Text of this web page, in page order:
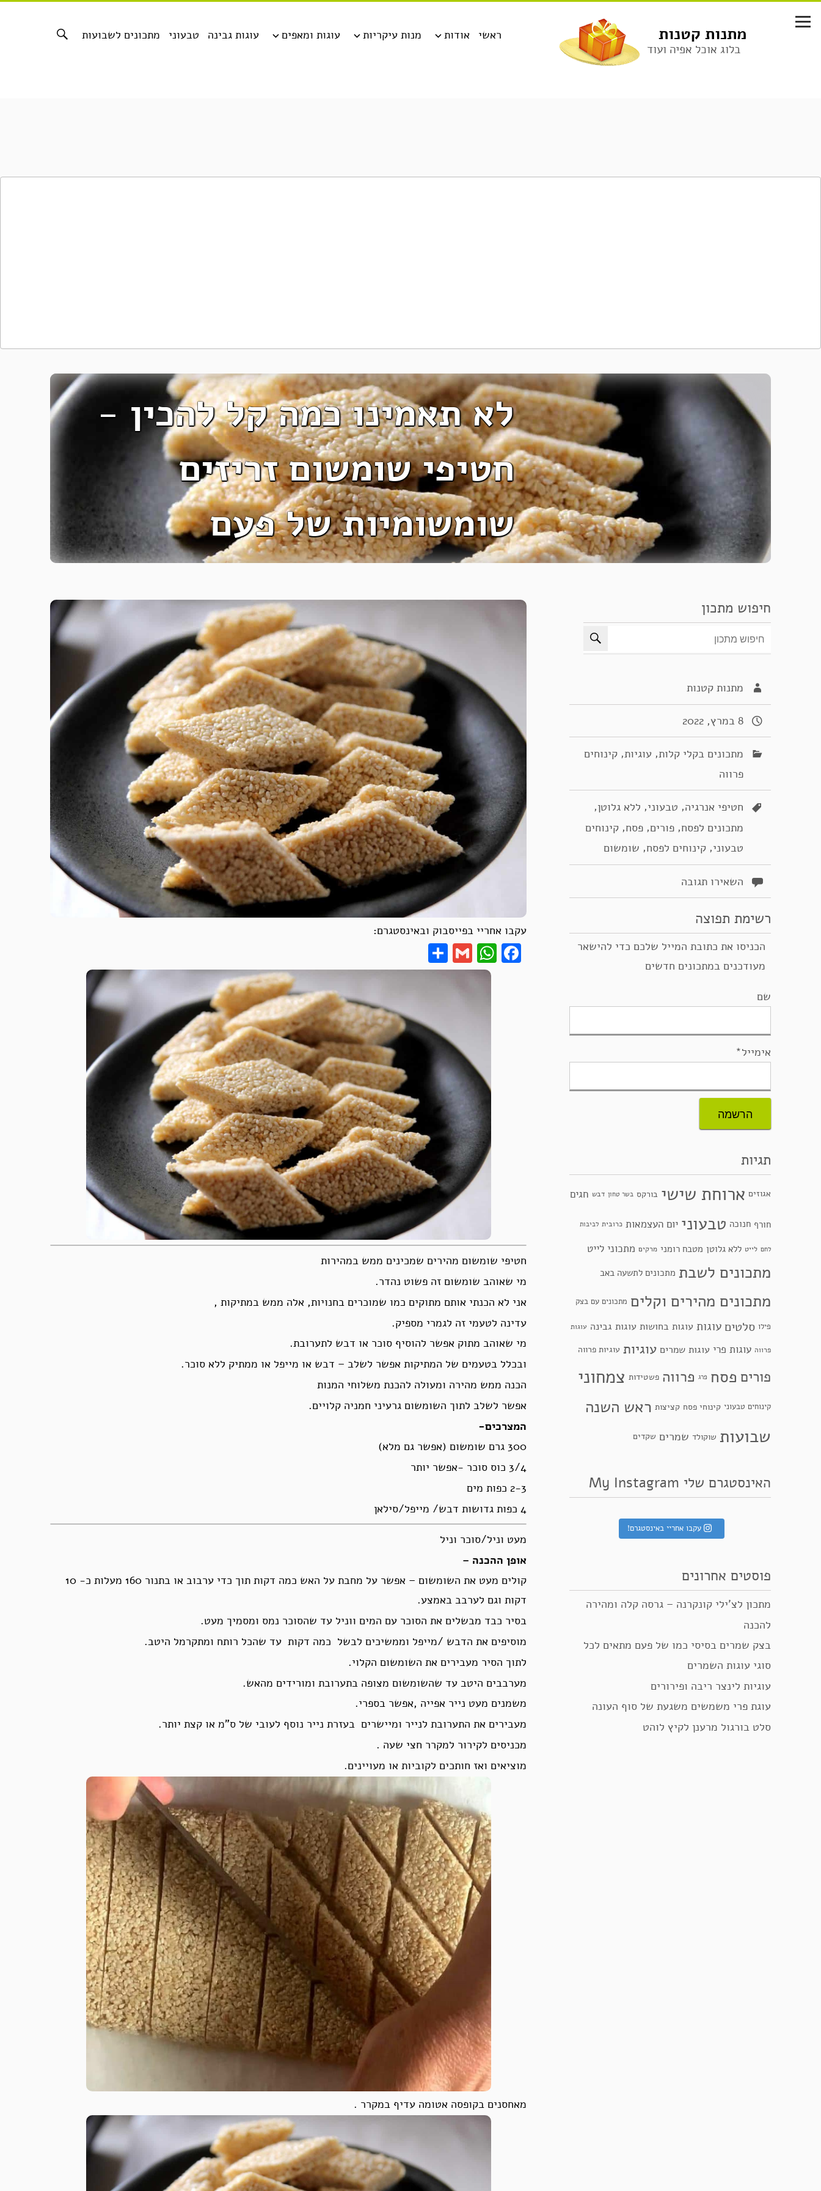
לתוכן
מתנות קטנות
בלוג אוכל אפיה ועוד
מתכונים לשבועות טבעוני עוגות גבינה עוגות ומאפים מנות עיקריות אודות ראשי
לא תאמינו כמה קל להכין -
חטיפי שומשום זריזים
שומשומיות של פעם
עקבו אחריי בפייסבוק ובאינסטגרם:
Facebook
WhatsApp
Gmail
חטיפי שומשום מהירים שמכינים ממש במהירות
מי שאוהב שומשום זה פשוט נהדר.
אני לא הכנתי אותם מתוקים כמו שמוכרים בחנויות, אלה ממש במתיקות ,
עדינה לטעמי זה לגמרי מספיק.
מי שאוהב מתוק אפשר להוסיף סוכר או דבש לתערובת.
ובכלל בטעמים של המתיקות אפשר לשלב – דבש או מייפל או ממתיק ללא סוכר.
הכנה ממש מהירה ומעולה להכנת משלוחי המנות
אפשר לשלב לתוך השומשום גרעיני חמניה קלויים.
המצרכים-
300 גרם שומשום (אפשר גם מלא)
3/4 כוס סוכר -אפשר יותר
2-3 כפות מים
4 כפות גדושות דבש/ מייפל/סילאן
מעט וניל/סוכר וניל
אופן ההכנה –
קולים מעט את השומשום – אפשר על מחבת על האש כמה דקות תוך כדי ערבוב או בתנור 160 מעלות כ- 10
דקות וגם לערבב באמצע.
בסיר כבד מבשלים את הסוכר עם המים ווניל עד שהסוכר נמס ומסמיך מעט.
מוסיפים את הדבש /מייפל וממשיכים לבשל כמה דקות עד שהכל רותח ומתקרמל היטב.
לתוך הסיר מעבירים את השומשום הקלוי.
מערבבים היטב עד שהשומשום מצופה בתערובת ומורידים מהאש.
משמנים מעט נייר אפייה ,אפשר בספרי.
מעבירים את התערובת לנייר ומיישרים בעזרת נייר נוסף לעובי של ס”מ או קצת יותר.
מכניסים לקירור למקרר חצי שעה .
מוציאים ואז חותכים לקוביות או מעויינים.
מאחסנים בקופסה אטומה עדיף במקרר .
חיפוש מתכון
מתנות קטנות
8 במרץ, 2022
מתכונים בקלי קלות, עוגיות, קינוחים
פרווה
חטיפי אנרגיה, טבעוני, ללא גלוטן,
מתכונים לפסח, פורים, פסח, קינוחים
טבעוני, קינוחים לפסח, שומשום
השאירו תגובה
רשימת תפוצה
הכניסו את כתובת המייל שלכם כדי להישאר
מעודכנים במתכונים חדשים
שם
אימייל*
תגיות
אגוזים ארוחת שישי בורקס בשר טחון דבש חגים
חורף חנוכה טבעוני יום העצמאות כרובית לביבות
לחם לייט ללא גלוטן מטבח רומני מרקים מתכוני לייט
מתכונים לשבת מתכונים לתשעה באב
מתכונים מהירים וקלים מתכונים עם בצק
פילו סלטים עוגות עוגות בחושות עוגות גבינה עוגות
פרווה עוגות פרי עוגות שמרים עוגיות עוגיות פרווה
פורים פסח פרג פרווה פשטידות צמחוני
קינוחים טבעוני קינוחי פסח קציצות ראש השנה
שבועות שוקולד שמרים שקדים
האינסטגרם שלי My Instagram
עקבו אחריי באינסטגרם!
פוסטים אחרונים
מתכון לצ’ילי קונקרנה – גרסה קלה ומהירה
להכנה
בצק שמרים בסיסי כמו של פעם מתאים לכל
סוגי עוגות השמרים
עוגיות לינצר ריבה ופירורים
עוגת פרי משמשים משגעת של סוף העונה
סלט בורגול מרענן לקיץ לוהט